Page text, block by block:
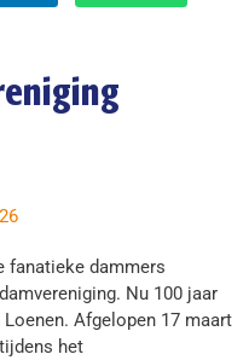
fanatieke dammers
Nu 100 jaar
Afgelopen 17 maart
het